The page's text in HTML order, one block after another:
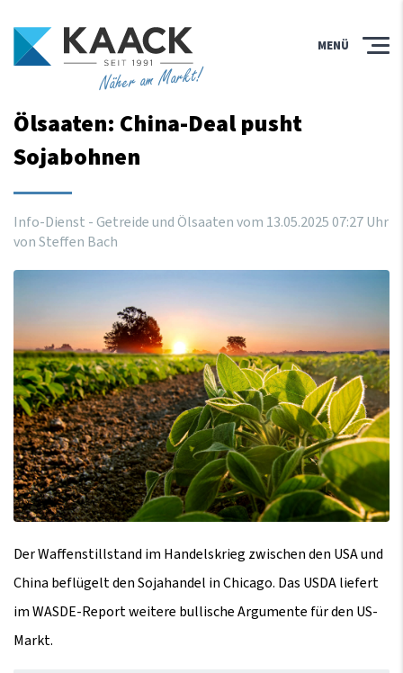
Näher am Markt!
MENÜ
Ölsaaten: China-Deal pusht
Sojabohnen
Info-Dienst - Getreide und Ölsaaten vom 13.05.202507:27Uhr
von Steffen Bach
Der Waffenstillstand im Handelskrieg zwischen den USA und
China beflügelt den Sojahandel in Chicago. Das USDA liefert
im WASDE-Report weitere bullische Argumente für den US-
Markt.